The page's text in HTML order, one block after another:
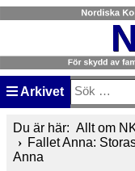
Arkivet
Sök
Type 2 or
Du är här: Allt om
Fallet Anna:
Anna